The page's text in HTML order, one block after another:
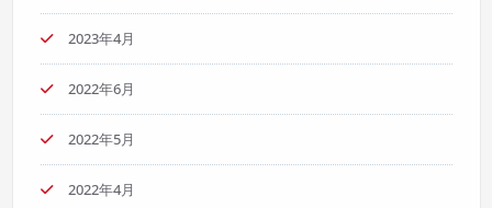
2023年4月
2022年6月
2022年5月
2022年4月